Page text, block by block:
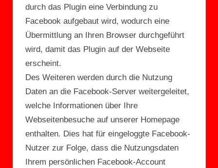
durch das Plugin eine Verbindung zu
Facebook aufgebaut wird, wodurch eine
Übermittlung an Ihren Browser durchgeführt
wird, damit das Plugin auf der Webseite
erscheint.
Des Weiteren werden durch die Nutzung
Daten an die Facebook-Server weitergeleitet,
welche Informationen über Ihre
Webseitenbesuche auf unserer Homepage
enthalten. Dies hat für eingeloggte Facebook-
Nutzer zur Folge, dass die Nutzungsdaten
Ihrem persönlichen Facebook-Account